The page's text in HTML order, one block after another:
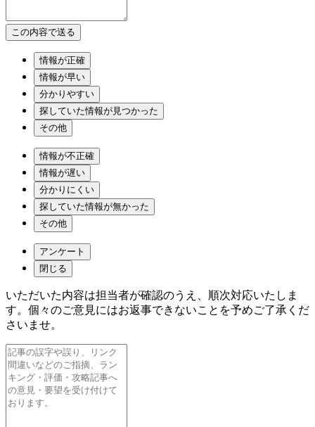
情報が正確
情報が早い
分かりやすい
探していた情報が見つかった
その他
情報が不正確
情報が遅い
分かりにくい
探していた情報が無かった
その他
アンケート
閉じる
いただいた内容は担当者が確認のうえ、順次対応いたしま
す。個々のご意見にはお返事できないことを予めご了承くだ
さいませ。